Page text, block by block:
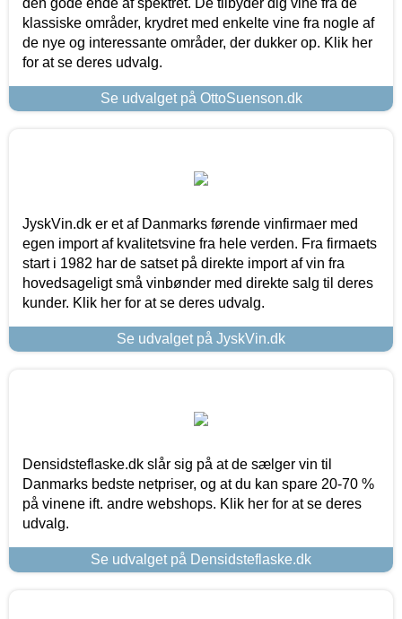
klassiske områder, krydret med enkelte vine fra nogle af
de nye og interessante områder, der dukker op. Klik her
for at se deres udvalg.
Se udvalget på OttoSuenson.dk
JyskVin.dk er et af Danmarks førende vinfirmaer med
egen import af kvalitetsvine fra hele verden. Fra firmaets
start i 1982 har de satset på direkte import af vin fra
hovedsageligt små vinbønder med direkte salg til deres
kunder. Klik her for at se deres udvalg.
Se udvalget på JyskVin.dk
Densidsteflaske.dk slår sig på at de sælger vin til
Danmarks bedste netpriser, og at du kan spare 20-70 %
på vinene ift. andre webshops. Klik her for at se deres
udvalg.
Se udvalget på Densidsteflaske.dk